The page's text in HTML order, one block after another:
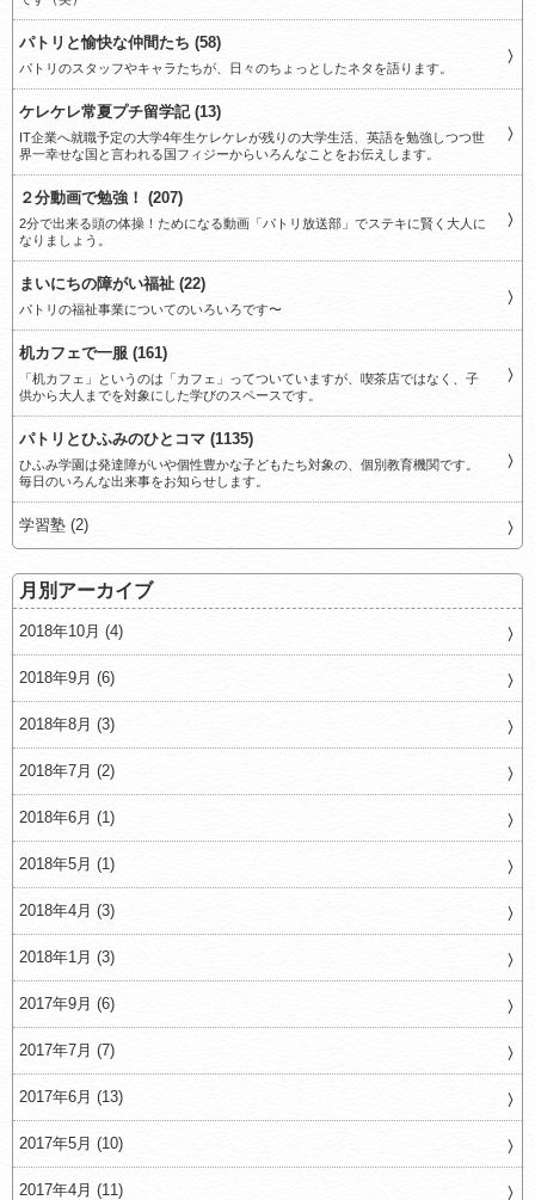
パトリと愉快な仲間たち (58)
パトリのスタッフやキャラたちが、日々のちょっとしたネタを語ります。
ケレケレ常夏プチ留学記 (13)
IT企業へ就職予定の大学4年生ケレケレが残りの大学生活、英語を勉強しつつ世
界一幸せな国と言われる国フィジーからいろんなことをお伝えします。
２分動画で勉強！ (207)
2分で出来る頭の体操！ためになる動画「パトリ放送部」でステキに賢く大人に
なりましょう。
まいにちの障がい福祉 (22)
パトリの福祉事業についてのいろいろです〜
机カフェで一服 (161)
「机カフェ」というのは「カフェ」ってついていますが、喫茶店ではなく、子
供から大人までを対象にした学びのスペースです。
パトリとひふみのひとコマ (1135)
ひふみ学園は発達障がいや個性豊かな子どもたち対象の、個別教育機関です。
毎日のいろんな出来事をお知らせします。
学習塾 (2)
月別アーカイブ
2018年10月 (4)
2018年9月 (6)
2018年8月 (3)
2018年7月 (2)
2018年6月 (1)
2018年5月 (1)
2018年4月 (3)
2018年1月 (3)
2017年9月 (6)
2017年7月 (7)
2017年6月 (13)
2017年5月 (10)
2017年4月 (11)